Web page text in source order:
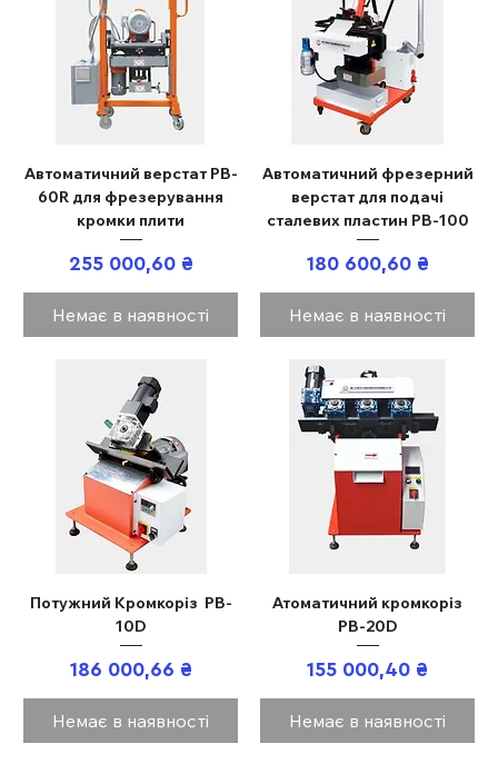
Автоматичний верстат PB-
60R для фрезерування
кромки плити
Ціна
255 000,60 ₴
Немає в наявності
Автоматичний фрезерний
верстат для подачі
сталевих пластин PB-100
Ціна
180 600,60 ₴
Немає в наявності
Потужний Кромкоріз PB-
10D
Ціна
186 000,66 ₴
Немає в наявності
Атоматичний кромкоріз
PB-20D
Ціна
155 000,40 ₴
Немає в наявності